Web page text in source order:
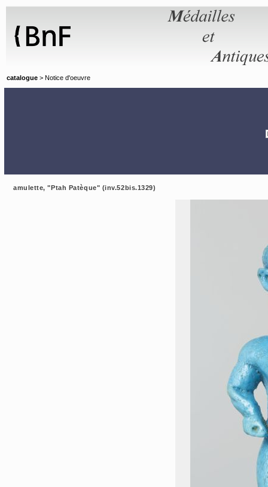
catalogue > Notice d'oeuvre
amulette, "Ptah Patèque" (inv.52bis.1329)